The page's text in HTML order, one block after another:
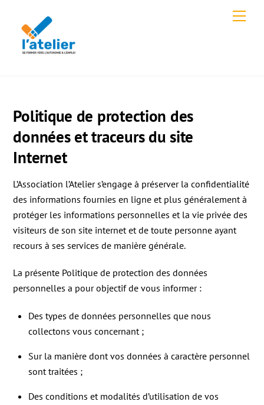
content
Politique de protection des
données et traceurs du site
Internet
L’Association l’Atelier s’engage à préserver la confidentialité
des informations fournies en ligne et plus généralement à
protéger les informations personnelles et la vie privée des
visiteurs de son site internet et de toute personne ayant
recours à ses services de manière générale.
La présente Politique de protection des données
personnelles a pour objectif de vous informer :
Des types de données personnelles que nous
collectons vous concernant ;
Sur la manière dont vos données à caractère personnel
sont traitées ;
Des conditions et modalités d’utilisation de vos